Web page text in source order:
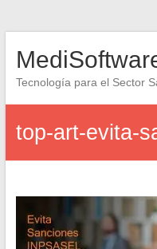
Tecnología para el Sector
top-art-evita-